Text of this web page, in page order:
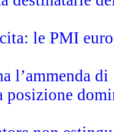
le PMI
l’ammenda
posizione